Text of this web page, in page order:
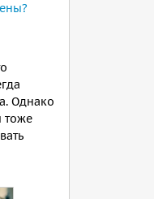
Однако
тоже